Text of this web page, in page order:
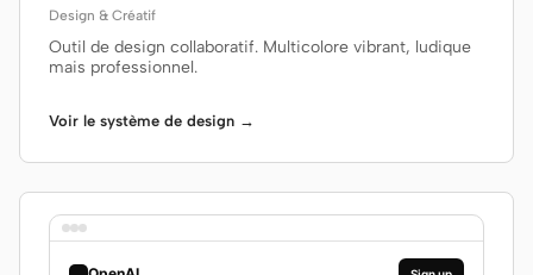
Design & Créatif
Outil de design collaboratif. Multicolore vibrant, ludique
mais professionnel.
Voir le système de design →